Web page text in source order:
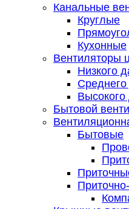
Канальные
Круглые
Кухонные
Вентиляторы
Низкого
Бытовой
Бытовые